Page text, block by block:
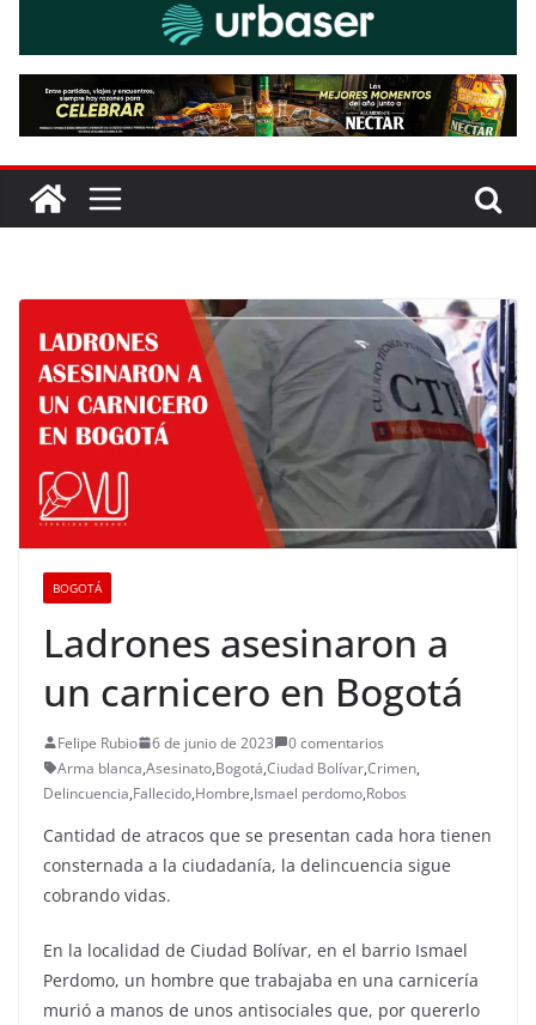
BOGOTÁ
Ladrones asesinaron a
un carnicero en Bogotá
Felipe Rubio 6 de junio de 2023
0 comentarios
Arma blanca,Asesinato,Bogotá,Ciudad Bolívar,Crimen,
Delincuencia,Fallecido,Hombre,Ismael perdomo,Robos
Cantidad de atracos que se presentan cada hora tienen
consternada a la ciudadanía, la delincuencia sigue
cobrando vidas.
En la localidad de Ciudad Bolívar, en el barrio Ismael
Perdomo, un hombre que trabajaba en una carnicería
murió a manos de unos antisociales que, por quererlo